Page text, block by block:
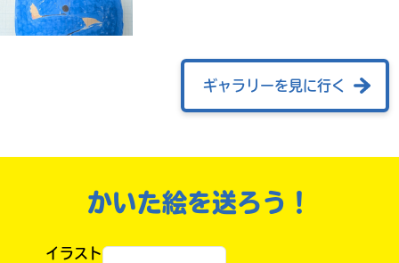
ギャラリーを見に行く
かいた絵を送ろう！
イラスト